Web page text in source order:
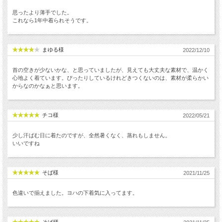
思ったより薄手でした。
これなら1年中着られそうです。
まゆる様 2022/12/10
首の空きが少ないかな、と思っていましたが、見えても大丈夫な素材で、温かく
心地よく着ています。ぴったりしているけれどきつくないのは、素材が柔らかい
からなのかなぁと思います。
チコ様 2022/05/21
少し汗ばむ日に着たのですが、全然暑くなく、蒸れもしません。
いいですね
そば様 2021/11/25
色違いで揃えました。ヨハの下着気に入ってます。